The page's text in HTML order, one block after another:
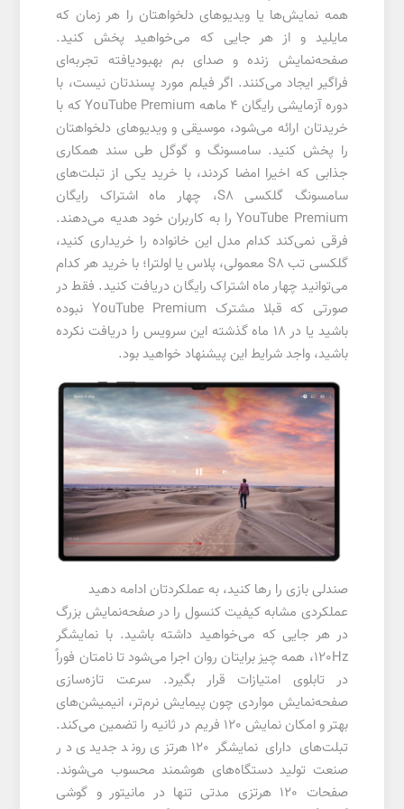
همه نمایش‌ها یا ویدیوهای دلخواهتان را هر زمان که
مایلید و از هر جایی که می‌خواهید پخش کنید.
صفحه‌نمایش زنده و صدای بم بهبودیافته تجربه‌ای
فراگیر ایجاد می‌کنند. اگر فیلم مورد پسندتان نیست، با
دوره آزمایشی رایگان 4 ماهه YouTube Premium که با
خریدتان ارائه می‌شود، موسیقی و ویدیوهای دلخواهتان
را پخش کنید. سامسونگ و گوگل طی سند همکاری
جذابی که اخیرا امضا کردند، با خرید یکی از تبلت‌های
سامسونگ گلکسی S8، چهار ماه اشتراک رایگان
YouTube Premium را به کاربران خود هدیه می‌دهند.
فرقی نمی‌کند کدام مدل این خانواده را خریداری کنید،
گلکسی تب S8 معمولی، پلاس یا اولترا؛ با خرید هر کدام
می‌توانید چهار ماه اشتراک رایگان دریافت کنید. فقط در
صورتی که قبلا مشترک YouTube Premium نبوده
باشید یا در ۱۸ ماه گذشته این سرویس را دریافت نکرده
باشید، واجد شرایط این پیشنهاد خواهید بود.
صندلی بازی را رها کنید، به عملکردتان ادامه دهید
عملکردی مشابه کیفیت کنسول را در صفحه‌نمایش بزرگ
در هر جایی که می‌خواهید داشته باشید. با نمایشگر
120Hz، همه چیز برایتان روان اجرا می‌شود تا نامتان فوراً
در تابلوی امتیازات قرار بگیرد. سرعت تازه‌سازی
صفحه‌نمایش مواردی چون پیمایش نرم‌تر، انیمیشن‌های
بهتر و امکان نمایش 120 فریم در ثانیه را تضمین می‌کند.
تبلت‌های دارای نمایشگر 120 هرتزی روند جدیدی در
صنعت تولید دستگاه‌های هوشمند محسوب می‌شوند.
صفحات 120 هرتزی مدتی تنها در مانیتور و گوشی